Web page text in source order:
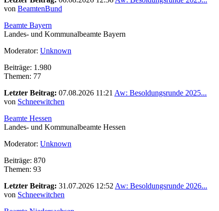
von BeamtenBund
Beamte Bayern
Landes- und Kommunalbeamte Bayern
Moderator: Unknown
Beiträge: 1.980
Themen: 77
Letzter Beitrag: 07.08.2026 11:21 Aw: Besoldungsrunde 2025...
von Schneewitchen
Beamte Hessen
Landes- und Kommunalbeamte Hessen
Moderator: Unknown
Beiträge: 870
Themen: 93
Letzter Beitrag: 31.07.2026 12:52 Aw: Besoldungsrunde 2026...
von Schneewitchen